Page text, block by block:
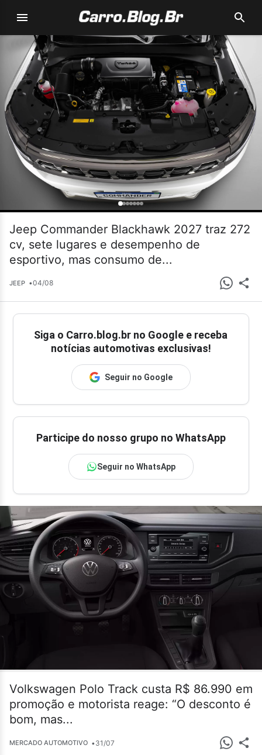
Jeep Commander Blackhawk 2027 traz 272
cv, sete lugares e desempenho de
esportivo, mas consumo de...
JEEP •04/08
Siga o Carro.blog.br no Google e receba
notícias automotivas exclusivas!
Seguir no Google
Participe do nosso grupo no WhatsApp
Seguir no WhatsApp
Volkswagen Polo Track custa R$ 86.990 em
promoção e motorista reage: “O desconto é
bom, mas...
MERCADO AUTOMOTIVO •31/07